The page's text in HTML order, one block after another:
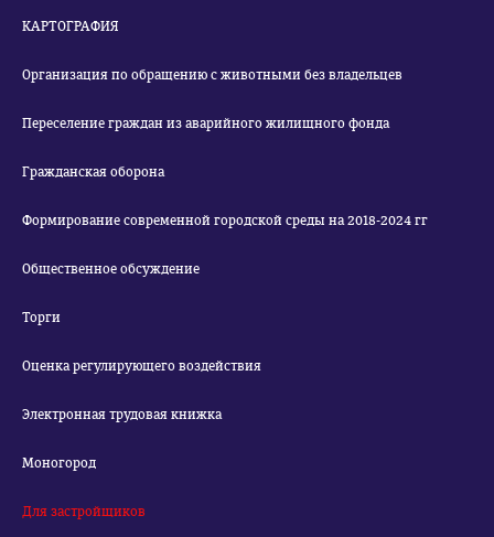
КАРТОГРАФИЯ
Организация по обращению с животными без владельцев
Переселение граждан из аварийного жилищного фонда
Гражданская оборона
Формирование современной городской среды на 2018-2024 гг
Общественное обсуждение
Торги
Оценка регулирующего воздействия
Электронная трудовая книжка
Моногород
Для застройщиков